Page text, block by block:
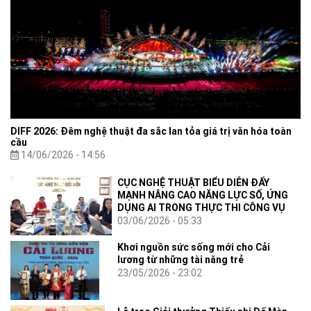
DIFF 2026: Đêm nghệ thuật đa sắc lan tỏa giá trị văn hóa toàn
cầu
14/06/2026 - 14:56
CỤC NGHỆ THUẬT BIỂU DIỄN ĐẨY
MẠNH NÂNG CAO NĂNG LỰC SỐ, ỨNG
DỤNG AI TRONG THỰC THI CÔNG VỤ
03/06/2026 - 05:33
Khơi nguồn sức sống mới cho Cải
lương từ những tài năng trẻ
23/05/2026 - 23:02